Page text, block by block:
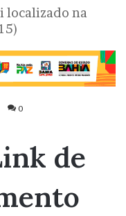
localizado na
0
de